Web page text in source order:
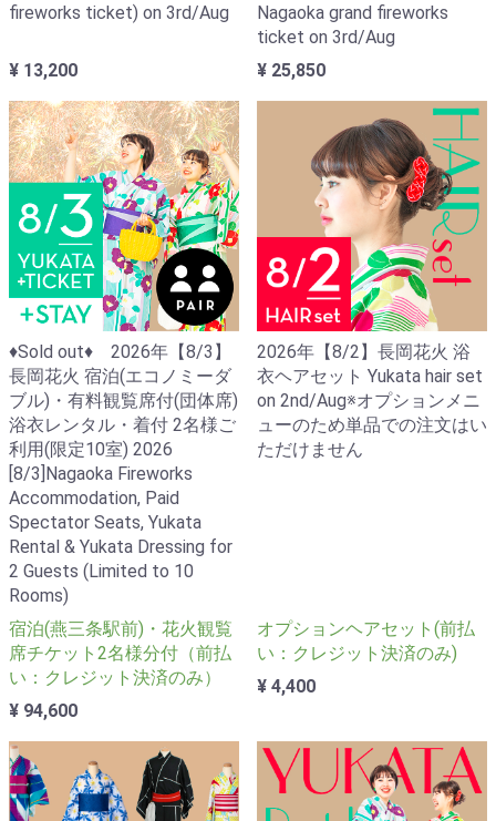
fireworks ticket) on 3rd/Aug
¥ 13,200
Nagaoka grand fireworks
ticket on 3rd/Aug
¥ 25,850
♦Sold out♦ 2026年【8/3】
長岡花火 宿泊(エコノミーダ
ブル)・有料観覧席付(団体席)
浴衣レンタル・着付 2名様ご
利用(限定10室) 2026
[8/3]Nagaoka Fireworks
Accommodation, Paid
Spectator Seats, Yukata
Rental & Yukata Dressing for
2 Guests (Limited to 10
Rooms)
宿泊(燕三条駅前)・花火観覧
席チケット2名様分付（前払
い：クレジット決済のみ）
¥ 94,600
2026年【8/2】長岡花火 浴
衣ヘアセット Yukata hair set
on 2nd/Aug※オプションメニ
ューのため単品での注文はい
ただけません
オプションヘアセット(前払
い：クレジット決済のみ)
¥ 4,400